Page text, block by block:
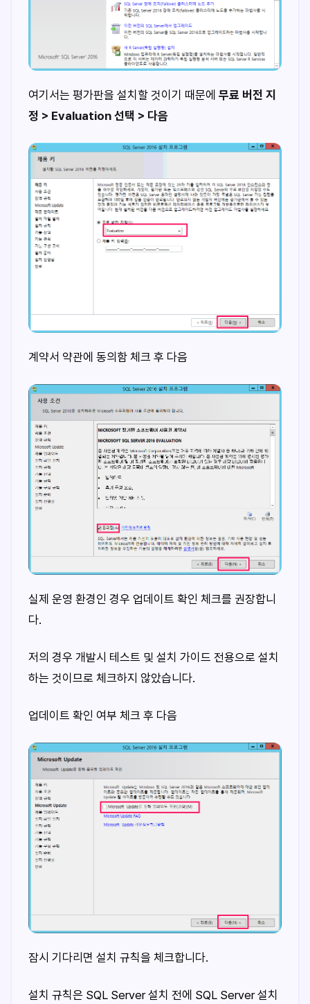
여기서는 평가판을 설치할 것이기 때문에 무료 버전 지
정 > Evaluation 선택 > 다음
계약서 약관에 동의함 체크 후 다음
실제 운영 환경인 경우 업데이트 확인 체크를 권장합니
다.
저의 경우 개발시 테스트 및 설치 가이드 전용으로 설치
하는 것이므로 체크하지 않았습니다.
업데이트 확인 여부 체크 후 다음
잠시 기다리면 설치 규칙을 체크합니다.
설치 규칙은 SQL Server 설치 전에 SQL Server 설치